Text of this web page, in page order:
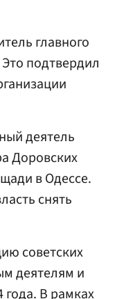
главного
подтвердил
деятель
Доровских
в Одессе.
снять
советских
деятелям и
года. В рамках